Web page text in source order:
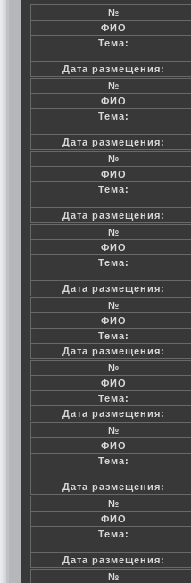
№
ФИО
Тема:
Дата размещения:
№
ФИО
Тема:
Дата размещения:
№
ФИО
Тема:
Дата размещения:
№
ФИО
Тема:
Дата размещения:
№
ФИО
Тема:
Дата размещения:
№
ФИО
Тема:
Дата размещения:
№
ФИО
Тема:
Дата размещения:
№
ФИО
Тема:
Дата размещения:
№